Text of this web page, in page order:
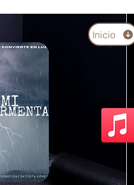
Inicio